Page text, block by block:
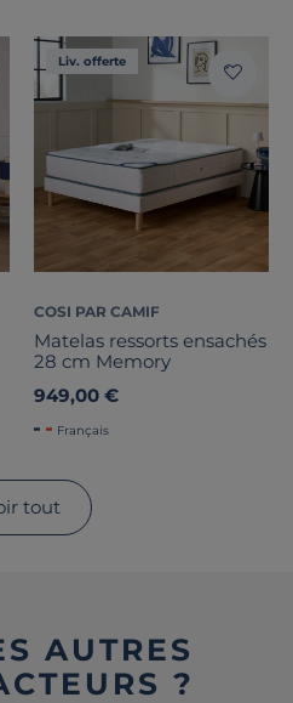
Liv. offerte
COSI PAR CAMIF
Matelas ressorts ensachés
28 cm Memory
949,00 €
Français
tout
AUTRES
?